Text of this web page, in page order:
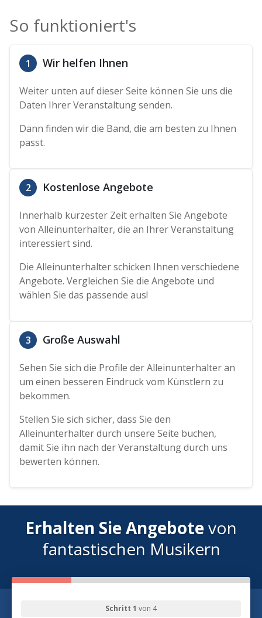
So funktioniert's
1 Wir helfen Ihnen
Weiter unten auf dieser Seite können Sie uns die
Daten Ihrer Veranstaltung senden.
Dann finden wir die Band, die am besten zu Ihnen
passt.
2 Kostenlose Angebote
Innerhalb kürzester Zeit erhalten Sie Angebote
von Alleinunterhalter, die an Ihrer Veranstaltung
interessiert sind.
Die Alleinunterhalter schicken Ihnen verschiedene
Angebote. Vergleichen Sie die Angebote und
wählen Sie das passende aus!
3 Große Auswahl
Sehen Sie sich die Profile der Alleinunterhalter an
um einen besseren Eindruck vom Künstlern zu
bekommen.
Stellen Sie sich sicher, dass Sie den
Alleinunterhalter durch unsere Seite buchen,
damit Sie ihn nach der Veranstaltung durch uns
bewerten können.
Erhalten Sie Angebotevon
fantastischen Musikern
Schritt 1 von 4